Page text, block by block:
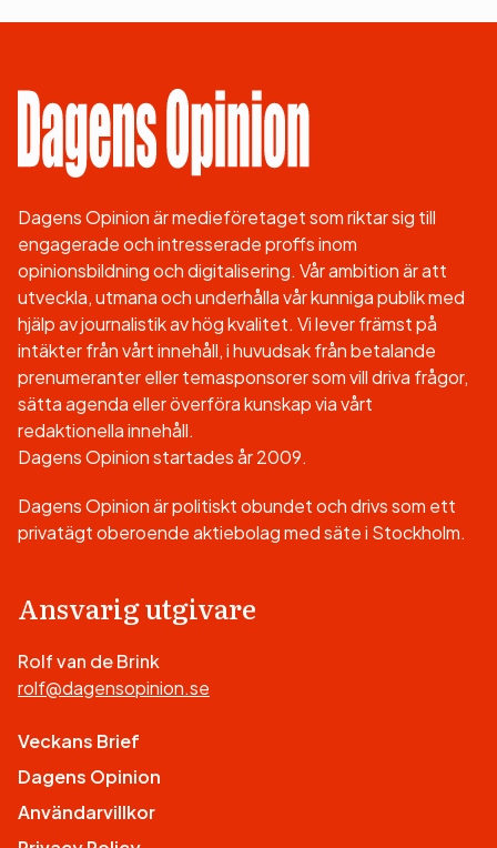
Dagens Opinion är medieföretaget som riktar sig till
engagerade och intresserade proffs inom
opinionsbildning och digitalisering. Vår ambition är att
utveckla, utmana och underhålla vår kunniga publik med
hjälp av journalistik av hög kvalitet. Vi lever främst på
intäkter från vårt innehåll, i huvudsak från betalande
prenumeranter eller temasponsorer som vill driva frågor,
sätta agenda eller överföra kunskap via vårt
redaktionella innehåll.
Dagens Opinion startades år 2009.
Dagens Opinion är politiskt obundet och drivs som ett
privatägt oberoende aktiebolag med säte i Stockholm.
Ansvarig utgivare
Rolf van de Brink
rolf@dagensopinion.se
Veckans Brief
Dagens Opinion
Användarvillkor